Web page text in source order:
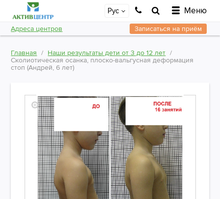
Рус Меню
Адреса центров Записаться на приём
Главная
Наши результаты дети от 3 до 12 лет
Сколиотическая осанка, плоско-вальгусная деформация
стоп (Андрей, 6 лет)